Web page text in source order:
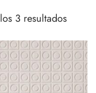
3 resultados